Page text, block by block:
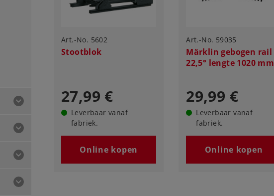
Art.-No. 5602
Stootblok
27,99 €
Leverbaar vanaf
fabriek.
Online kopen
Art.-No. 59035
Märklin gebogen rail
22,5° lengte 1020 mm
29,99 €
Leverbaar vanaf
fabriek.
Online kopen